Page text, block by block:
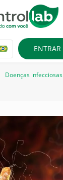
ENTRAR
Doenças infecciosas